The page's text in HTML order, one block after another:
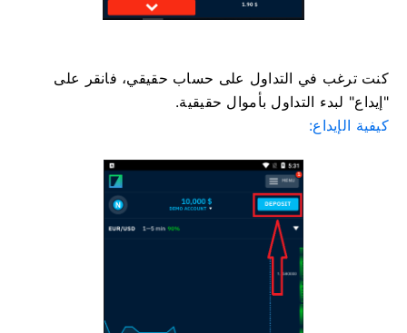
كنت ترغب في التداول على حساب حقيقي، فانقر على
"إيداع" لبدء التداول بأموال حقيقية.
كيفية الإيداع: